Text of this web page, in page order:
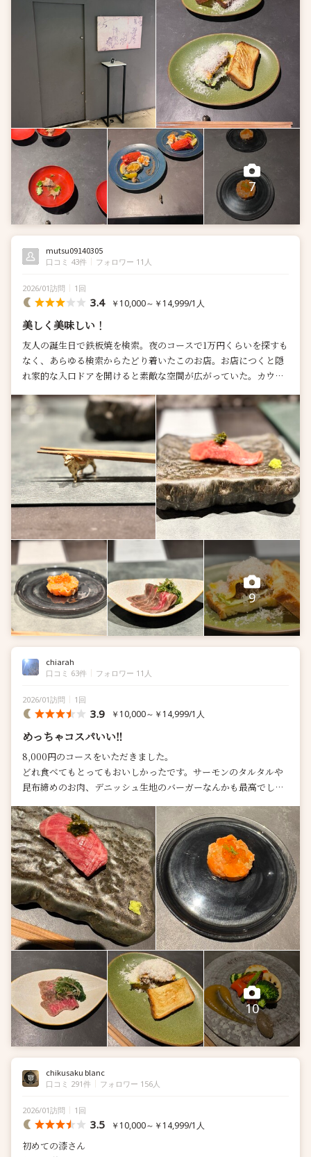
7
mutsu09140305
口コミ 43件 フォロワー 11人
2026/01訪問 1回
3.4 ￥10,000～￥14,999/1人
美しく美味しい！
友人の誕生日で鉄板焼を検索。夜のコースで1万円くらいを探すも
なく、あらゆる検索からたどり着いたこのお店。お店につくと隠
れ家的な入口ドアを開けると素敵な空間が広がっていた。カウン
9
chiarah
口コミ 63件 フォロワー 11人
2026/01訪問 1回
3.9 ￥10,000～￥14,999/1人
めっちゃコスパいい‼️
8,000円のコースをいただきました。
どれ食べてもとってもおいしかったです。サーモンのタルタルや
昆布締めのお肉、デニッシュ生地のバーガーなんかも最高でし
10
chikusaku blanc
口コミ 291件 フォロワー 156人
2026/01訪問 1回
3.5 ￥10,000～￥14,999/1人
初めての漆さん